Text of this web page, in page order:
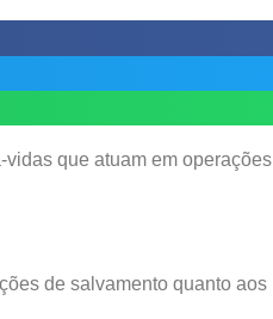
que atuam em operações
de salvamento quanto aos